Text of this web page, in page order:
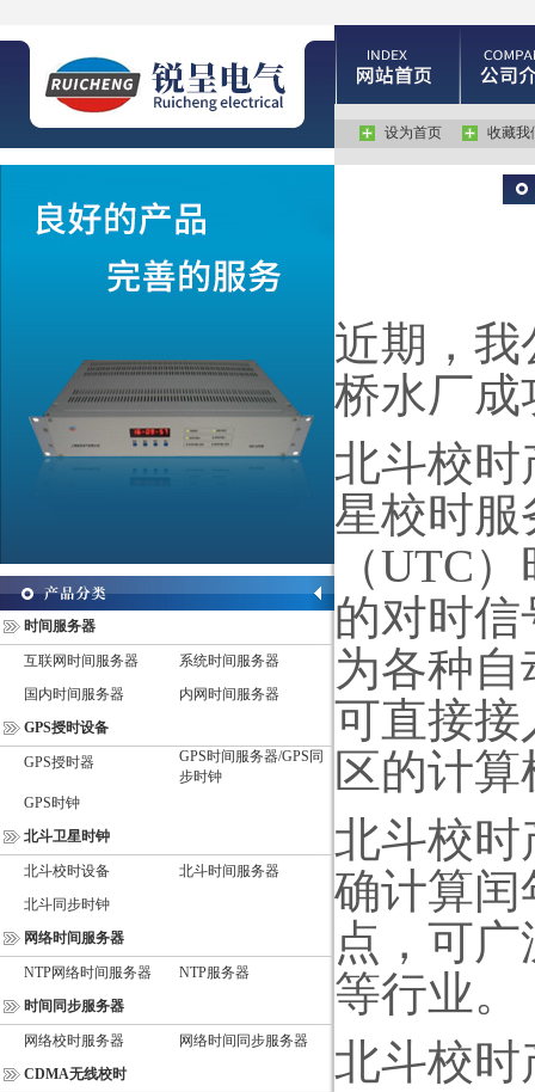
设为首页 收藏我
时间服务器
互联网时间服务器
系统时间服务器
国内时间服务器
内网时间服务器
GPS授时设备
GPS授时器
GPS时间服务器/GPS同
步时钟
GPS时钟
北斗卫星时钟
北斗校时设备
北斗时间服务器
北斗同步时钟
网络时间服务器
NTP网络时间服务器
NTP服务器
时间同步服务器
网络校时服务器
网络时间同步服务器
CDMA无线校时
近期，
桥水厂成
北斗校时
星校时服
（UTC
的对时
为各种
可直接接
区的计
北斗校时
确计算闰
点，可
等行业。
北斗校时